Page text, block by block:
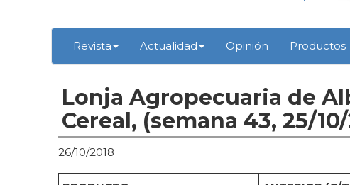
Revista Actualidad Opinión Productos
Lonja Agropecuaria de
Cereal, (semana 43, 25/
26/10/2018